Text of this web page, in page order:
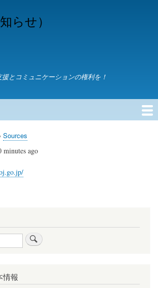
らせ）
とコミュニケーションの権利を！
せ
Sources
minutes ago
情報